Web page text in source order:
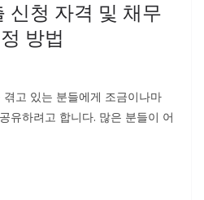
신청 자격 및 채무
방법
고 있는 분들에게 조금이나마
유하려고 합니다. 많은 분들이 어